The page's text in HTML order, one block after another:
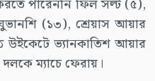
পারেননি ফিল সল্ট (৫),
(১৩), শ্রেয়াস আয়ার
উইকেটে ভ্যানকাতিশ আয়ার
ম্যাচে ফেরায়।